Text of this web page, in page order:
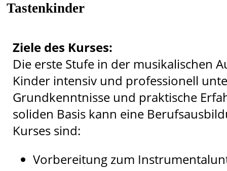
Tastenkinder
Ziele des Kurses:
Die erste Stufe in der musikalischen
Kinder intensiv und professionell
Grundkenntnisse und praktische
soliden Basis kann eine
Kurses sind:
Vorbereitung zum